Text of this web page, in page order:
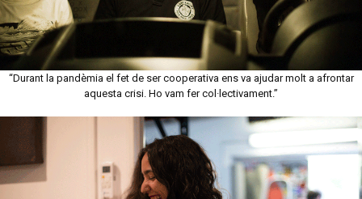
“Durant la pandèmia el fet de ser cooperativa ens va ajudar molt a afrontar
aquesta crisi. Ho vam fer col·lectivament.”